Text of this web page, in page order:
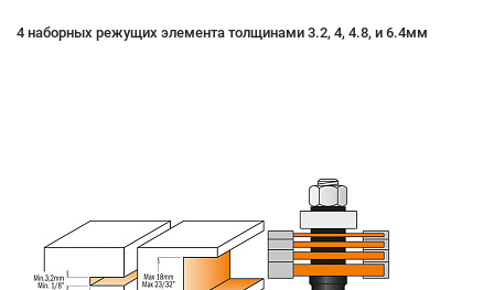
4 наборных режущих элемента толщинами 3.2, 4, 4.8, и 6.4мм